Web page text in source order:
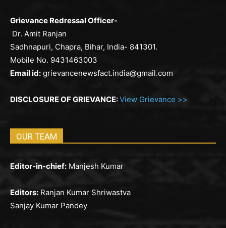
Grievance Redressal Officer-
Dr. Amit Ranjan
Sadhnapuri, Chapra, Bihar, India- 841301.
Mobile No. 9431463003
Email id: grievancenewsfact.india@gmail.com
DISCLOSURE OF GRIEVANCE:View Grievance >>
OUR TEAM
Editor-in-chief: Manjesh Kumar
Editors: Ranjan Kumar Shriwastva
Sanjay Kumar Pandey